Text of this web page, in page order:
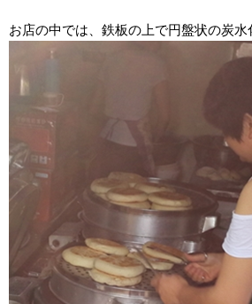
お店の中では、鉄板の上で円盤状の炭水